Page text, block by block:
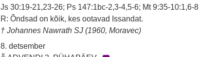
Js 30:19-21,23-26; Ps 147:1bc-2,3-4,5-6; Mt 9:35-10:1,6-8
R: Õndsad on kõik, kes ootavad Issandat.
† Johannes Nawrath SJ (1960, Moravec)
8. detsember